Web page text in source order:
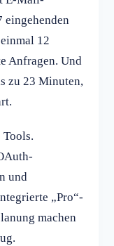
eingehenden
12
Anfragen. Und
zu 23 Minuten,
und
„Pro“-
machen